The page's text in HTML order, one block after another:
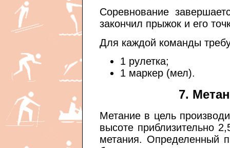
Соревнование
закончил прыжок и его
Для каждой команды
1 рулетка;
1 маркер (мел).
7.
Метание в цель
высоте приблизительно
метания. Определенный